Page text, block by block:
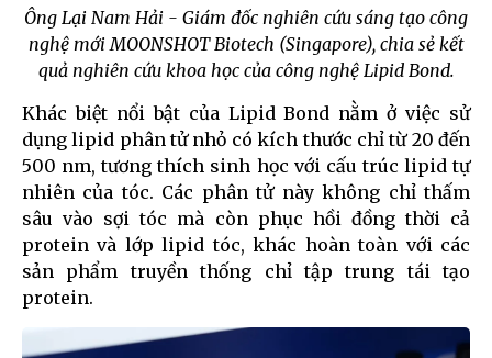
Ông Lại Nam Hải - Giám đốc nghiên cứu sáng tạo công
nghệ mới MOONSHOT Biotech (Singapore), chia sẻ kết
quả nghiên cứu khoa học của công nghệ Lipid Bond.
Khác biệt nổi bật của Lipid Bond nằm ở việc sử
dụng lipid phân tử nhỏ có kích thước chỉ từ 20 đến
500 nm, tương thích sinh học với cấu trúc lipid tự
nhiên của tóc. Các phân tử này không chỉ thấm
sâu vào sợi tóc mà còn phục hồi đồng thời cả
protein và lớp lipid tóc, khác hoàn toàn với các
sản phẩm truyền thống chỉ tập trung tái tạo
protein.